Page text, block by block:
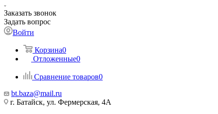
Заказать звонок
Задать вопрос
Войти
Корзина0
Отложенные0
Сравнение товаров0
bt.baza@mail.ru
г. Батайск, ул. Фермерская, 4А